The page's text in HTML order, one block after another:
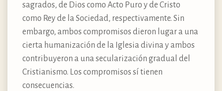
sagrados, de Dios como Acto Puro y de Cristo
como Rey de la Sociedad, respectivamente. Sin
embargo, ambos compromisos dieron lugar a una
cierta humanización de la Iglesia divina y ambos
contribuyeron a una secularización gradual del
Cristianismo. Los compromisos sí tienen
consecuencias.